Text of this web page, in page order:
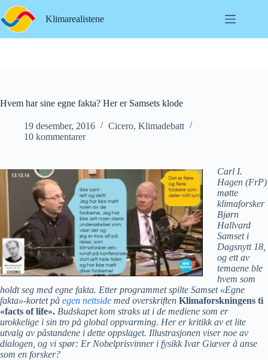
Hopp
til
innholdet
Klimarealistene
Hvem har sine egne fakta? Her er Samsets klode
19 desember, 2016 Cicero, Klimadebatt
10 kommentarer
Carl I.
Hagen (FrP)
møtte
klimaforsker
Bjørn
Hallvard
Samset i
Dagsnytt 18,
og ett av
temaene ble
hvem som
holdt seg med egne fakta. Etter programmet spilte Samset «Egne
fakta»-kortet på egen nettside med overskriften Klimaforskningens ti
«facts of life». Budskapet kom straks ut i de mediene som er
urokkelige i sin tro på global oppvarming. Her er kritikk av et lite
utvalg av påstandene i dette oppslaget. Illustrasjonen viser noe av
dialogen, og vi spør: Er Nobelprisvinner i fysikk Ivar Giæver å anse
som en forsker?